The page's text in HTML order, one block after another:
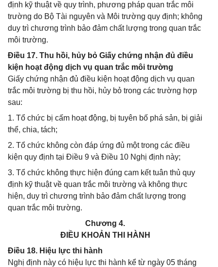
định kỹ thuật về quy trình, phương pháp quan trắc môi
trường do Bộ Tài nguyên và Môi trường quy định; không
duy trì chương trình bảo đảm chất lượng trong quan trắc
môi trường.
Điều 17. Thu hồi, hủy bỏ Giấy chứng nhận đủ điều
kiện hoạt động dịch vụ quan trắc môi trường
Giấy chứng nhận đủ điều kiện hoạt động dịch vụ quan
trắc môi trường bị thu hồi, hủy bỏ trong các trường hợp
sau:
1. Tổ chức bị cấm hoạt động, bị tuyên bố phá sản, bị giải
thể, chia, tách;
2. Tổ chức không còn đáp ứng đủ một trong các điều
kiện quy định tại Điều 9 và Điều 10 Nghị định này;
3. Tổ chức không thực hiện đúng cam kết tuân thủ quy
định kỹ thuật về quan trắc môi trường và không thực
hiện, duy trì chương trình bảo đảm chất lượng trong
quan trắc môi trường.
Chương 4.
ĐIỀU KHOẢN THI HÀNH
Điều 18. Hiệu lực thi hành
Nghị định này có hiệu lực thi hành kể từ ngày 05 tháng